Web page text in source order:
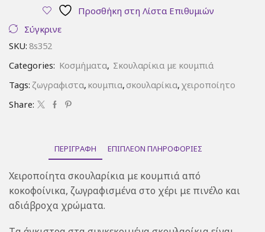
κουμπιά
Προσθήκη στη Λίστα Επιθυμιών
Σύγκρινε
SKU: 8s352
Categories: Κοσμήματα, Σκουλαρίκια με κουμπιά
Tags: ζωγραφιστα, κουμπια,σκουλαρίκια, χειροποίητο
Share:
ΠΕΡΙΓΡΑΦΉ ΕΠΙΠΛΈΟΝ ΠΛΗΡΟΦΟΡΊΕΣ
Χειροποίητα σκουλαρίκια με κουμπιά από
κοκοφοίνικα, ζωγραφισμένα στο χέρι με πινέλο και
αδιάβροχα χρώματα.